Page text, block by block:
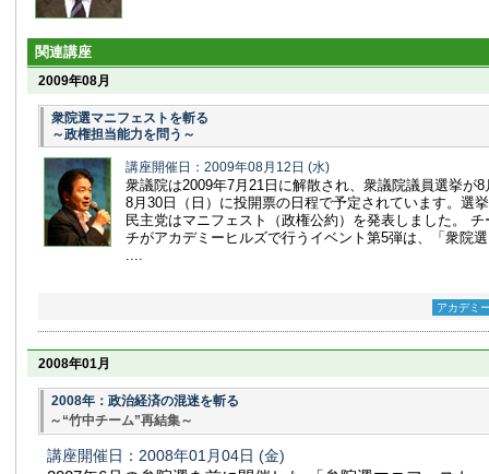
関連講座
2009年08月
衆院選マニフェストを斬る
～政権担当能力を問う～
講座開催日：2009年08月12日 (水)
衆議院は2009年7月21日に解散され、衆議院議員選挙が
8月30日（日）に投開票の日程で予定されています。選
民主党はマニフェスト（政権公約）を発表しました。
チがアカデミーヒルズで行うイベント第5弾は、「衆院
....
アカデミ
2008年01月
2008年：政治経済の混迷を斬る
～“竹中チーム”再結集～
講座開催日：2008年01月04日 (金)